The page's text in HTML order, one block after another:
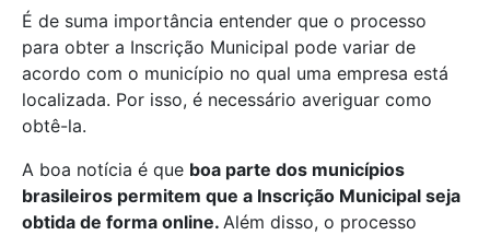
É de suma importância entender que o processo
para obter a Inscrição Municipal pode variar de
acordo com o município no qual uma empresa está
localizada. Por isso, é necessário averiguar como
obtê-la.
A boa notícia é que boa parte dos municípios
brasileiros permitem que a Inscrição Municipal seja
obtida de forma online. Além disso, o processo